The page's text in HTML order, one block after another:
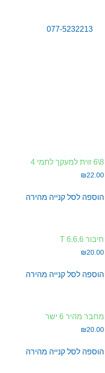
077-5232213
8\6 זוית למעקך לתמי 4
₪22.00
הוספה לסל קנייה מהירה
חיבור T 6.6.6
₪20.00
הוספה לסל קנייה מהירה
מחבר מהיר 6 ישר
₪20.00
הוספה לסל קנייה מהירה